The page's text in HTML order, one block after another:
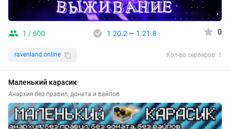
1 / 600 1.20.2 — 1.21.8 0
ravenland.online Кол-во серверов: 1
Маленький карасик
Анархия без правил, доната и вайпов